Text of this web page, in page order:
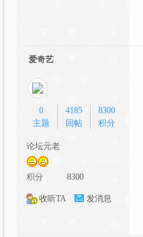
流|
爱奇艺
0
主题
4185
回帖
8300
积分
论坛元老
积分 8300
收听TA 发消息